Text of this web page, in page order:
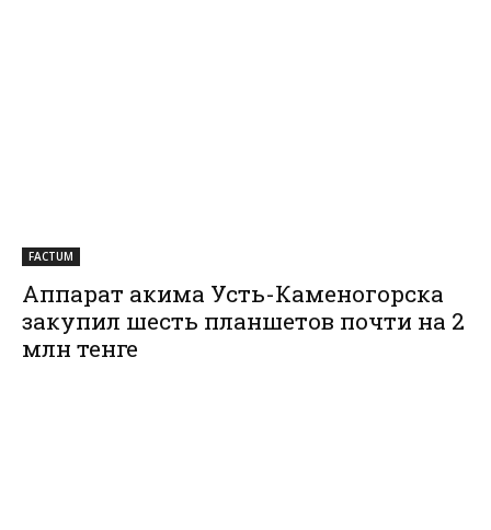
FACTUM
Аппарат акима Усть-Каменогорска
закупил шесть планшетов почти на 2
млн тенге